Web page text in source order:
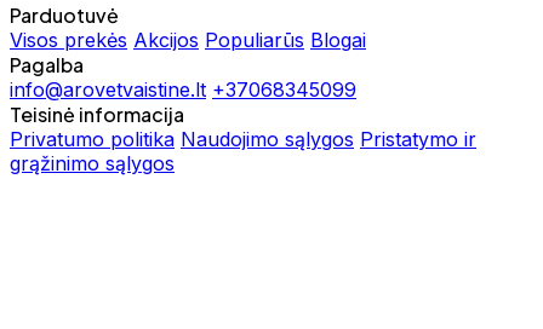
Parduotuvė
Visos prekės Akcijos Populiarūs Blogai
Pagalba
info@arovetvaistine.lt +37068345099
Teisinė informacija
Privatumo politika Naudojimo sąlygos Pristatymo ir
grąžinimo sąlygos